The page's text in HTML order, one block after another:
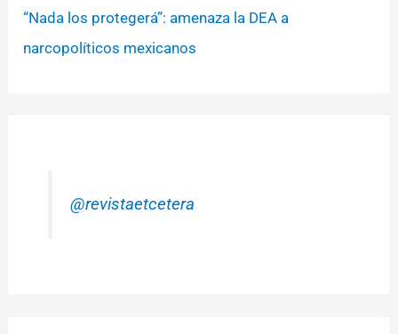
“Nada los protegerá”: amenaza la DEA a
narcopolíticos mexicanos
@revistaetcetera